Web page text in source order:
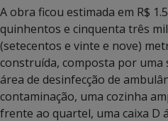
A obra ficou estimada em R$
quinhentos e cinquenta três
(setecentos e vinte e nove)
construída, composta por uma
área de desinfecção de
contaminação, uma cozinha
frente ao quartel, uma caixa D